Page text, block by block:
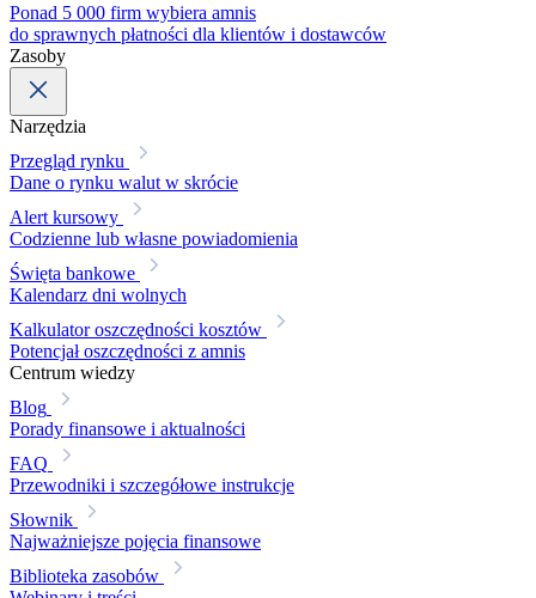
Ponad 5 000 firm wybiera amnis
do sprawnych płatności dla klientów i dostawców
Zasoby
Narzędzia
Przegląd rynku
Dane o rynku walut w skrócie
Alert kursowy
Codzienne lub własne powiadomienia
Święta bankowe
Kalendarz dni wolnych
Kalkulator oszczędności kosztów
Potencjał oszczędności z amnis
Centrum wiedzy
Blog
Porady finansowe i aktualności
FAQ
Przewodniki i szczegółowe instrukcje
Słownik
Najważniejsze pojęcia finansowe
Biblioteka zasobów